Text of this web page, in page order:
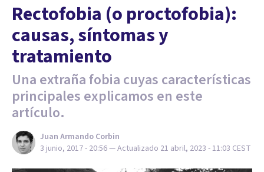
Rectofobia (o proctofobia):
causas, síntomas y
tratamiento
Una extraña fobia cuyas características
principales explicamos en este
artículo.
Juan Armando Corbin
3 junio, 2017 - 20:56— Actualizado 21 abril, 2023 - 11:03 CEST